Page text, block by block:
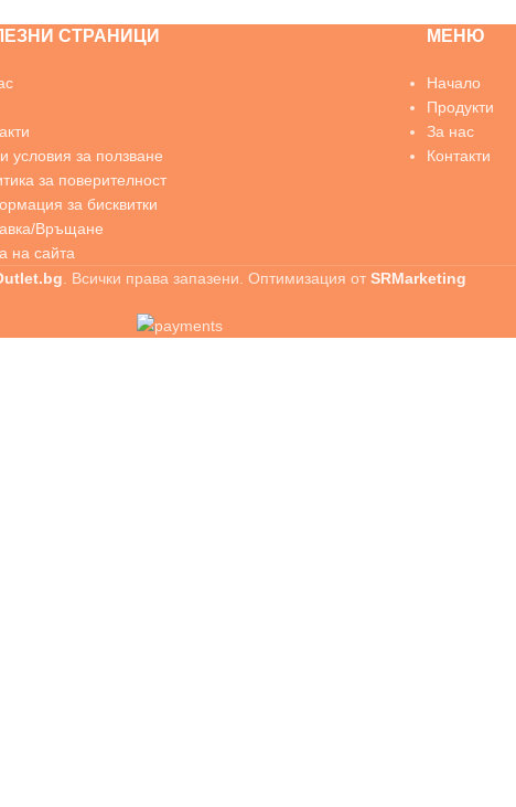
СТРАНИЦИ
условия за ползване
за поверителност
за бисквитки
Връщане
на сайта
МЕНЮ
Начало
Продукти
За нас
Контакти
. Всички права запазени. Оптимизация от SRMarketing